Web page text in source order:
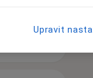
Upravit